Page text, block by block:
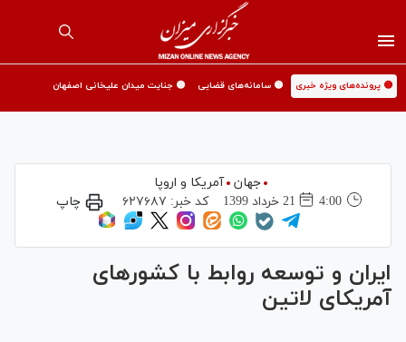
🟡 پرونده‌های ویژه خبری 🟡 سامانه‌های قضایی 🟡 جنایت میدان علیخانی اصفهان
جهان
آمریکا و اروپا
4:00
21 خرداد 1399 کد خبر: ۶۲۷۶۸۷ چاپ
ایران و توسعه روابط با کشورهای
آمریکای لاتین